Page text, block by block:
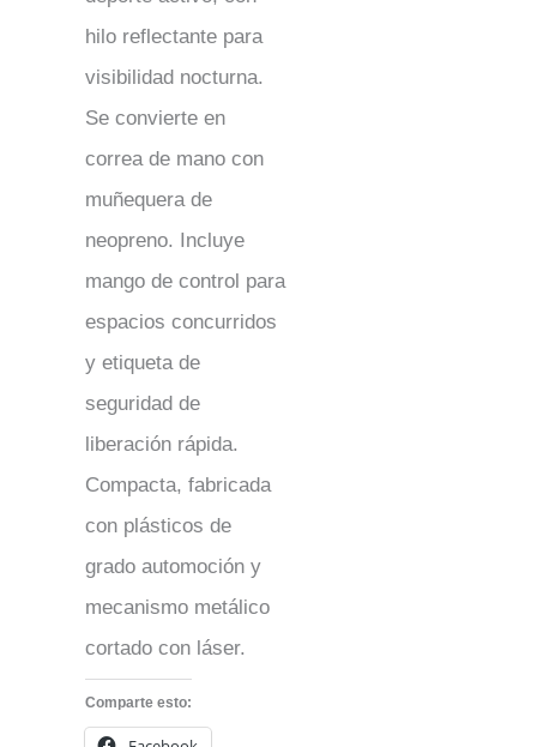
hilo reflectante para
visibilidad nocturna.
Se convierte en
correa de mano con
muñequera de
neopreno. Incluye
mango de control para
espacios concurridos
y etiqueta de
seguridad de
liberación rápida.
Compacta, fabricada
con plásticos de
grado automoción y
mecanismo metálico
cortado con láser.
Comparte esto: